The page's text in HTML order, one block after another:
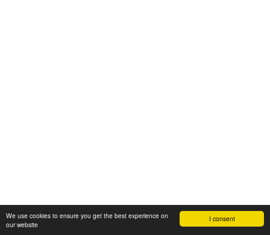
I consent
We use cookies to ensure you get the best experience on
our website